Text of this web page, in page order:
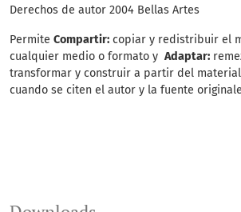
Derechos de autor 2004 Bellas Artes
Permite Compartir: copiar y redistribuir el
cualquier medio o formato y Adaptar:
transformar y construir a partir del
cuando se citen el autor y la fuente